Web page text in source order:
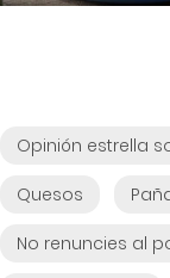
Opinión estrella
Quesos
No renuncies al